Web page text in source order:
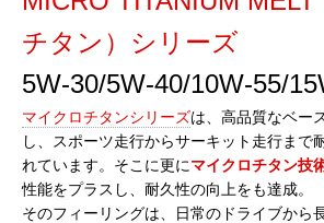
チタン）シリーズ
5W-30/5W-40/10W-55/
マイクロチタンシリーズは、高品質なベー
し、スポーツ走行からサーキット走行まで
れています。そこに更にマイクロチタン技
性能をプラスし、耐久性の向上をも達成。
そのフィーリングは、日常のドライブから